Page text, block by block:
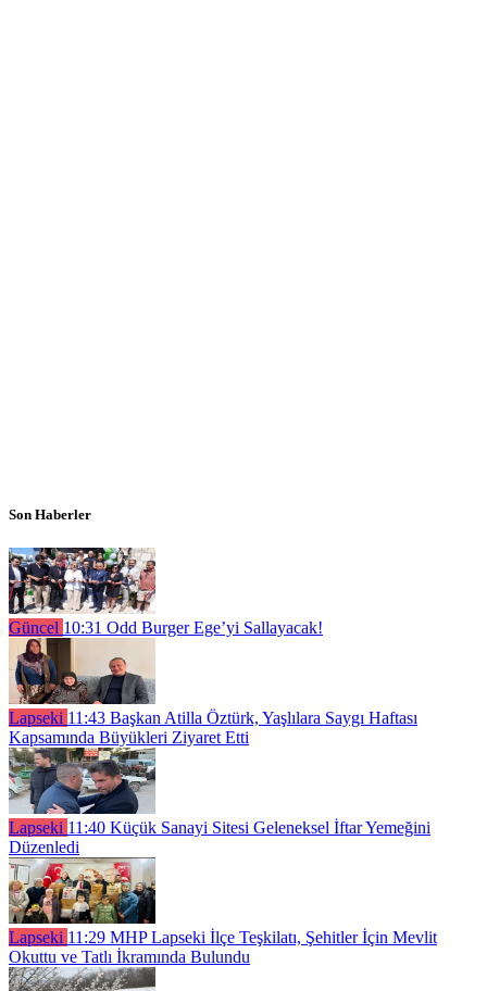
Son Haberler
Güncel 10:31 Odd Burger Ege’yi Sallayacak!
Lapseki 11:43 Başkan Atilla Öztürk, Yaşlılara Saygı Haftası
Kapsamında Büyükleri Ziyaret Etti
Lapseki 11:40 Küçük Sanayi Sitesi Geleneksel İftar Yemeğini
Düzenledi
Lapseki 11:29 MHP Lapseki İlçe Teşkilatı, Şehitler İçin Mevlit
Okuttu ve Tatlı İkramında Bulundu